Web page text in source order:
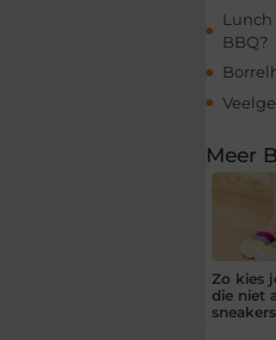
Lunch
BBQ?
Meer
Zo kies
die niet
sneakers